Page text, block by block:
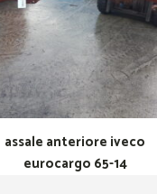
assale anteriore iveco
eurocargo 65-14